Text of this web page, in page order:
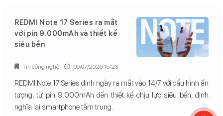
REDMI Note 17 Series ra mắt
với pin 9.000mAh và thiết kế
siêu bền
REDMI Note 17 Series định ngày ra mắt vào 14/7 với cấu hình ấn
tượng, từ pin 9.000mAh đến thiết kế chịu lực siêu bền, định
nghĩa lại smartphone tầm trung.
Tin công nghệ 09/07/2026 15:23